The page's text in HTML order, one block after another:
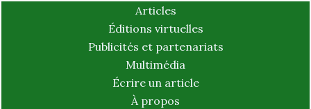
Articles
Éditions virtuelles
Publicités et partenariats
Multimédia
Écrire un article
À propos